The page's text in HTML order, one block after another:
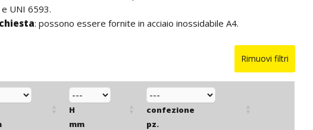
UNI 6593.
: possono essere fornite in acciaio inossidabile A4.
Rimuovi filtri
H
mm
confezione
pz.